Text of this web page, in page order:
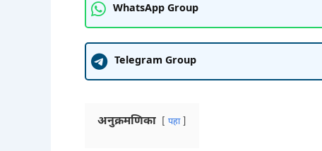
WhatsApp Group
Telegram Group
अनुक्रमणिका पहा